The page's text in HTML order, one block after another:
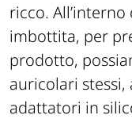
ricco.
imbottita, per
prodotto,
auricolari
adattatori in